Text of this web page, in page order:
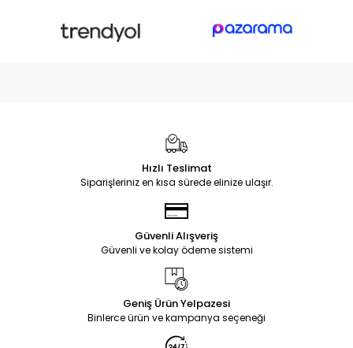
Hızlı Teslimat
Siparişleriniz en kısa sürede elinize ulaşır.
Güvenli Alışveriş
Güvenli ve kolay ödeme sistemi
Geniş Ürün Yelpazesi
Binlerce ürün ve kampanya seçeneği